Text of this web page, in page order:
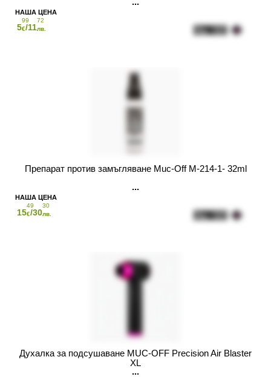
5
99
€/11
72
лв.
Препарат против замъгляване Muc-Off M-214-1- 32ml
15
49
€/30
30
лв.
Духалка за подсушаване MUC-OFF Precision Air Blaster
XL